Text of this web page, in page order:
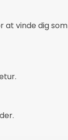
at vinde dig som